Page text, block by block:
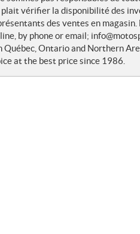
plait vérifier la disponibilité des
des ventes en
by phone or email;
Ontario and Northern
at the best price since 1986.